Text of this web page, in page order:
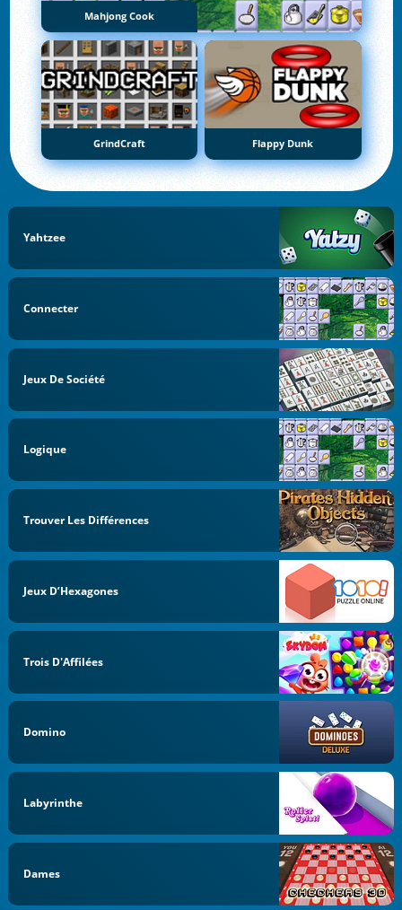
Mahjong Cook
GrindCraft Flappy Dunk
Yahtzee
Connecter
Jeux De Société
Logique
Trouver Les Différences
Jeux D’Hexagones
Trois D'Affilées
Domino
Labyrinthe
Dames